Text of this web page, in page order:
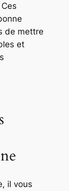
de mettre
et
il vous